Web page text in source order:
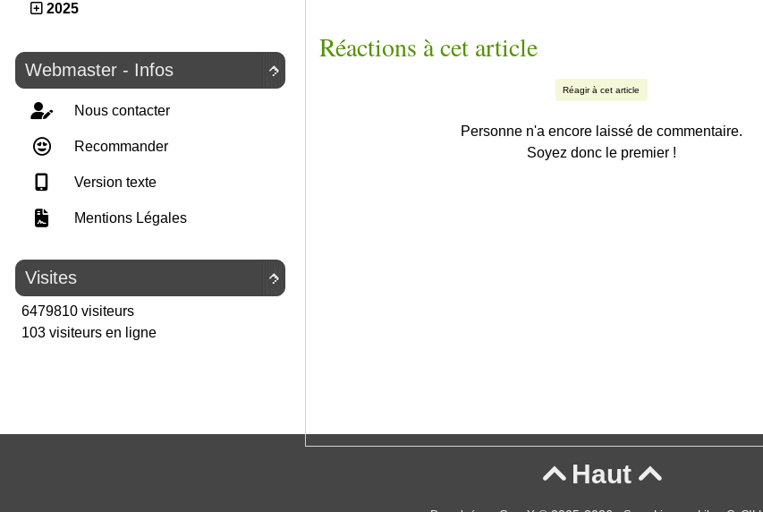
2025

Webmaster - Infos
Nous contacter
Recommander
Version texte
Mentions Légales

Visites
6479810 visiteurs
103 visiteurs en ligne
Réactions à cet article
Réagir à cet article
Personne n'a encore laissé de commentaire.
Soyez donc le premier !
Haut 